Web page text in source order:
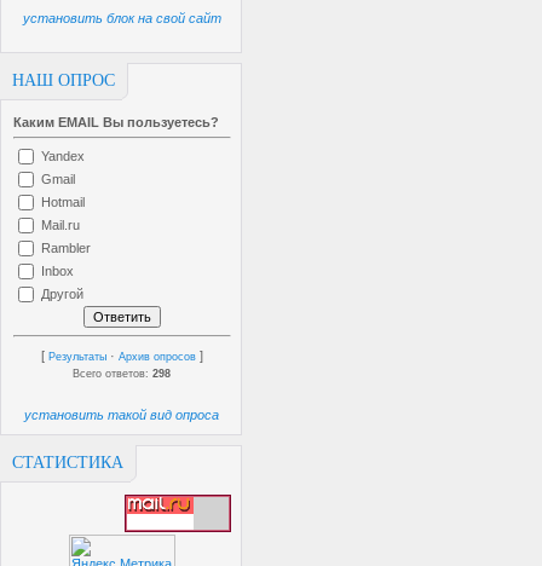
установить блок на свой сайт
НАШ ОПРОС
Каким EMAIL Вы пользуетесь?
Yandex
Gmail
Hotmail
Mail.ru
Rambler
Inbox
Другой
[ Результаты · Архив опросов ]
Всего ответов:298
установить такой вид опроса
СТАТИСТИКА